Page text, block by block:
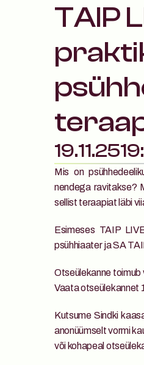
TAIP
19.11.25
Mis on
nendega ravitakse?
sellist teraapiat läbi
Esimeses TAIP
psühhiaater ja SA
Otseülekanne
Vaata otseülekannet
Kutsume Sindki
anonüümselt vormi
või kohapeal